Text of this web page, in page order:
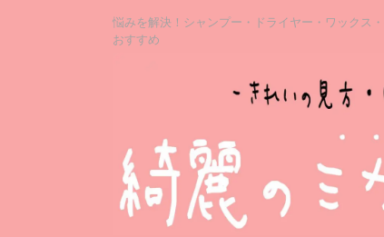
悩みを解決！シャンプー・ドライヤー・ワックス
おすすめ